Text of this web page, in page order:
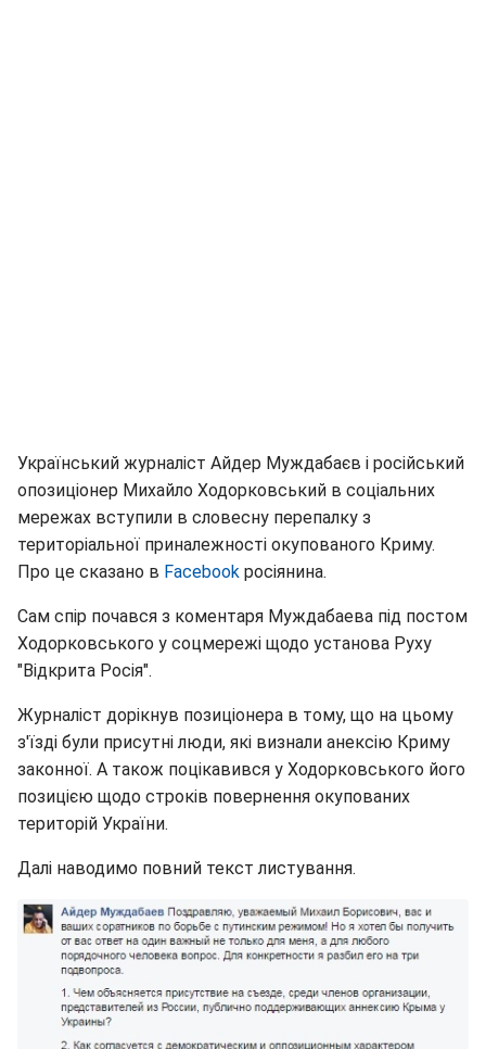
Український журналіст Айдер Муждабаєв і російський
опозиціонер Михайло Ходорковський в соціальних
мережах вступили в словесну перепалку з
територіальної приналежності окупованого Криму.
Про це сказано в Facebook росіянина.
Сам спір почався з коментаря Муждабаева під постом
Ходорковського у соцмережі щодо установа Руху
"Відкрита Росія".
Журналіст дорікнув позиціонера в тому, що на цьому
з'їзді були присутні люди, які визнали анексію Криму
законної. А також поцікавився у Ходорковського його
позицією щодо строків повернення окупованих
територій України.
Далі наводимо повний текст листування.